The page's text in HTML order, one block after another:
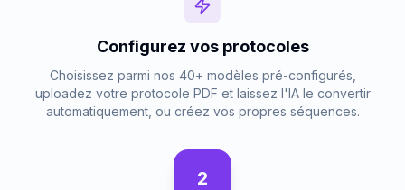
Configurez vos protocoles
Choisissez parmi nos 40+ modèles pré-configurés,
uploadez votre protocole PDF et laissez l'IA le convertir
automatiquement, ou créez vos propres séquences.
2